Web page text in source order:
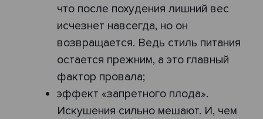
что после похудения лишний вес
исчезнет навсегда, но он
возвращается. Ведь стиль питания
остается прежним, а это главный
фактор провала;
эффект «запретного плода».
Искушения сильно мешают. И, чем